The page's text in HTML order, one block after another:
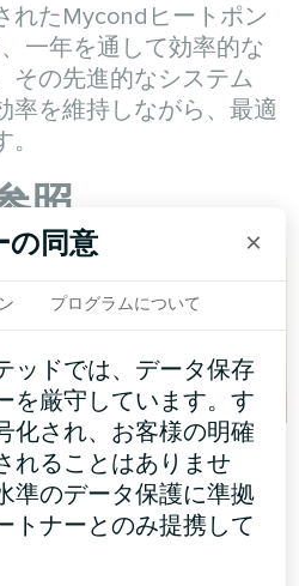
れたMycondヒートポン
一年を通して効率的な
その先進的なシステム
率を維持しながら、最適
照
シ
オフィス
ファンコイルユニット ガラ
スシリーズ
の同意 ×
プログラムについて
ッドでは、データ保存
を厳守しています。す
化され、お客様の明確
れることはありませ
準のデータ保護に準拠
トナーとのみ提携して